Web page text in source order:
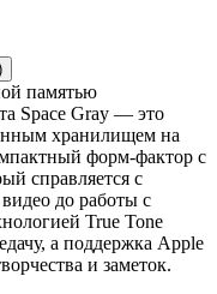
памятью
Space Gray — это
хранилищем на
форм-фактор с
справляется с
до работы с
True Tone
а поддержка Apple
и заметок.